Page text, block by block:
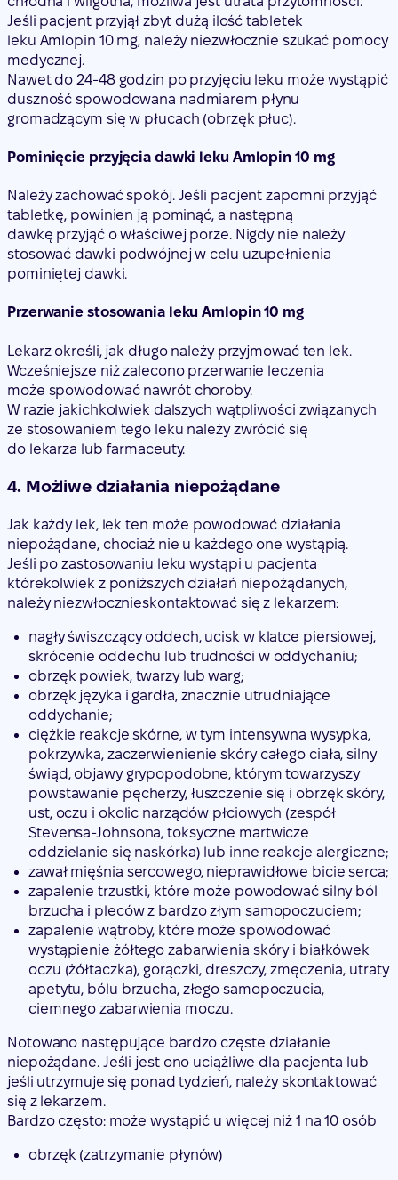
Jeśli pacjent przyjął zbyt dużą ilość tabletek
leku Amlopin 10 mg, należy niezwłocznie szukać pomocy
medycznej.
Nawet do 24-48 godzin po przyjęciu leku może wystąpić
duszność spowodowana nadmiarem płynu
gromadzącym się w płucach (obrzęk płuc).
Pominięcie przyjęcia dawki leku Amlopin 10 mg
Należy zachować spokój. Jeśli pacjent zapomni przyjąć
tabletkę, powinien ją pominąć, a następną
dawkę przyjąć o właściwej porze. Nigdy nie należy
stosować dawki podwójnej w celu uzupełnienia
pominiętej dawki.
Przerwanie stosowania leku Amlopin 10 mg
Lekarz określi, jak długo należy przyjmować ten lek.
Wcześniejsze niż zalecono przerwanie leczenia
może spowodować nawrót choroby.
W razie jakichkolwiek dalszych wątpliwości związanych
ze stosowaniem tego leku należy zwrócić się
do lekarza lub farmaceuty.
4. Możliwe działania niepożądane
Jak każdy lek, lek ten może powodować działania
niepożądane, chociaż nie u każdego one wystąpią.
Jeśli po zastosowaniu leku wystąpi u pacjenta
którekolwiek z poniższych działań niepożądanych,
należyniezwłocznieskontaktować się z lekarzem:
nagły świszczący oddech, ucisk w klatce piersiowej,
skrócenie oddechu lub trudności w oddychaniu;
obrzęk powiek, twarzy lub warg;
obrzęk języka i gardła, znacznie utrudniające
oddychanie;
ciężkie reakcje skórne, w tym intensywna wysypka,
pokrzywka, zaczerwienienie skóry całego ciała, silny
świąd, objawy grypopodobne, którym towarzyszy
powstawanie pęcherzy, łuszczenie się i obrzęk skóry,
ust, oczu i okolic narządów płciowych (zespół
Stevensa-Johnsona, toksyczne martwicze
oddzielanie się naskórka) lub inne reakcje alergiczne;
zawał mięśnia sercowego, nieprawidłowe bicie serca;
zapalenie trzustki, które może powodować silny ból
brzucha i pleców z bardzo złym samopoczuciem;
zapalenie wątroby, które może spowodować
wystąpienie żółtego zabarwienia skóry i białkówek
oczu (żółtaczka), gorączki, dreszczy, zmęczenia, utraty
apetytu, bólu brzucha, złego samopoczucia,
ciemnego zabarwienia moczu.
Notowano następujące bardzo częste działanie
niepożądane. Jeśli jest ono uciążliwe dla pacjenta lub
jeśli utrzymuje się ponad tydzień, należyskontaktować
się z lekarzem.
Bardzo często: może wystąpić u więcej niż 1 na 10 osób
obrzęk (zatrzymanie płynów)